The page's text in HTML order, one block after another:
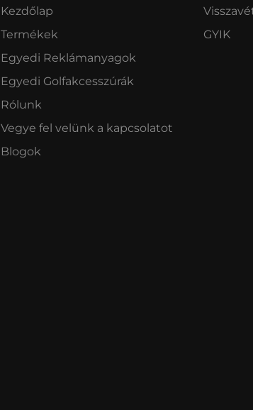
Kezdőlap
Termékek
Egyedi Reklámanyagok
Egyedi Golfakcesszúrák
Rólunk
Vegye fel velünk a kapcsolatot
Blogok
GYIK